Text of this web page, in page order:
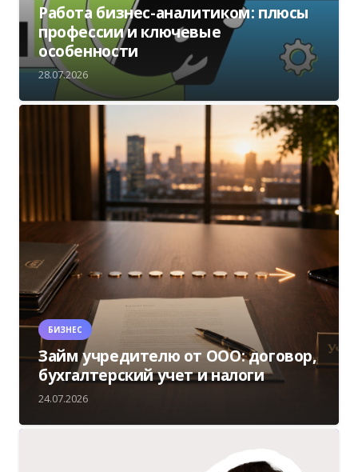
Работа бизнес-аналитиком: плюсы
профессии и ключевые
особенности
28.07.2026
БИЗНЕС
Займ учредителю от ООО: договор,
бухгалтерский учет и налоги
24.07.2026